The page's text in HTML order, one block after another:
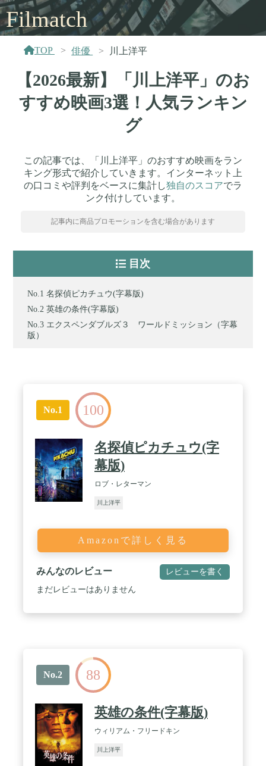
Filmatch
TOP 俳優 川上洋平
【2026最新】「川上洋平」のお
すすめ映画3選！人気ランキン
グ
この記事では、「川上洋平」のおすすめ映画をラン
キング形式で紹介していきます。インターネット上
の口コミや評判をベースに集計し独自のスコアでラ
ンク付けしています。
記事内に商品プロモーションを含む場合があります
目次
名探偵ピカチュウ(字幕版)
英雄の条件(字幕版)
エクスペンダブルズ３ ワールドミッション（字幕
版）
No.1 100
名探偵ピカチュウ(字
幕版)
ロブ・レターマン
川上洋平
Amazonで詳しく見る
みんなのレビュー レビューを書く
まだレビューはありません
No.2 88
英雄の条件(字幕版)
ウィリアム・フリードキン
川上洋平